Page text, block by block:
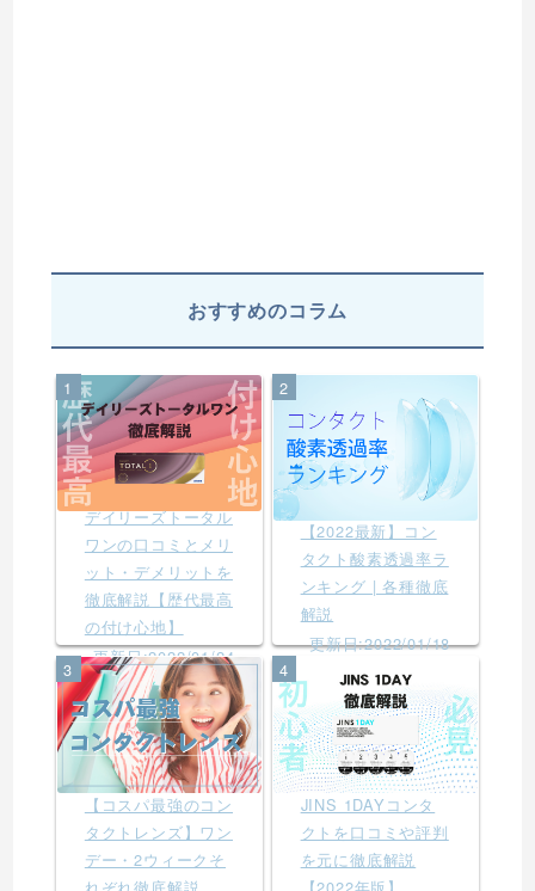
おすすめのコラム
1
デイリーズトータル
ワンの口コミとメリ
ット・デメリットを
徹底解説【歴代最高
の付け心地】
更新日:2022/01/24
2
【2022最新】コン
タクト酸素透過率ラ
ンキング | 各種徹底
解説
更新日:2022/01/18
3
【コスパ最強のコン
タクトレンズ】ワン
デー・2ウィークそ
4
JINS 1DAYコンタ
クトを口コミや評判
を元に徹底解説